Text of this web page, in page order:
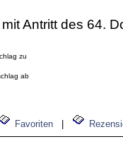
Antritt des 64.
zu
ab
Favoriten